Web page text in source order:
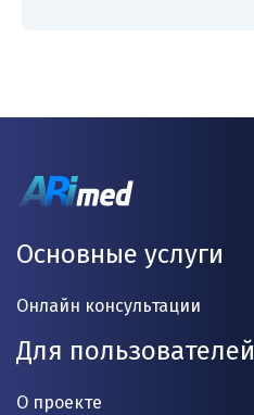
Основные услуги
Онлайн консультации
Для пользователей
О проекте